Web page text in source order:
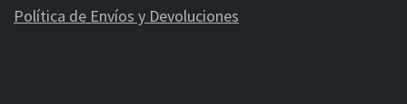
Política de Envíos y Devoluciones